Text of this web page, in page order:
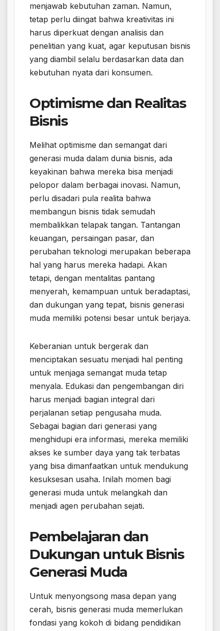
menjawab kebutuhan zaman. Namun,
tetap perlu diingat bahwa kreativitas ini
harus diperkuat dengan analisis dan
penelitian yang kuat, agar keputusan bisnis
yang diambil selalu berdasarkan data dan
kebutuhan nyata dari konsumen.
Optimisme dan Realitas
Bisnis
Melihat optimisme dan semangat dari
generasi muda dalam dunia bisnis, ada
keyakinan bahwa mereka bisa menjadi
pelopor dalam berbagai inovasi. Namun,
perlu disadari pula realita bahwa
membangun bisnis tidak semudah
membalikkan telapak tangan. Tantangan
keuangan, persaingan pasar, dan
perubahan teknologi merupakan beberapa
hal yang harus mereka hadapi. Akan
tetapi, dengan mentalitas pantang
menyerah, kemampuan untuk beradaptasi,
dan dukungan yang tepat, bisnis generasi
muda memiliki potensi besar untuk berjaya.
Keberanian untuk bergerak dan
menciptakan sesuatu menjadi hal penting
untuk menjaga semangat muda tetap
menyala. Edukasi dan pengembangan diri
harus menjadi bagian integral dari
perjalanan setiap pengusaha muda.
Sebagai bagian dari generasi yang
menghidupi era informasi, mereka memiliki
akses ke sumber daya yang tak terbatas
yang bisa dimanfaatkan untuk mendukung
kesuksesan usaha. Inilah momen bagi
generasi muda untuk melangkah dan
menjadi agen perubahan sejati.
Pembelajaran dan
Dukungan untuk Bisnis
Generasi Muda
Untuk menyongsong masa depan yang
cerah, bisnis generasi muda memerlukan
fondasi yang kokoh di bidang pendidikan